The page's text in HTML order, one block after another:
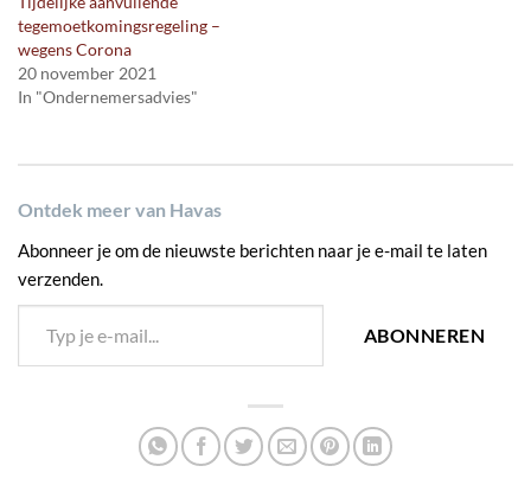
tegemoetkomingsregeling –
wegens Corona
20 november 2021
In "Ondernemersadvies"
Ontdek meer van Havas
Abonneer je om de nieuwste berichten naar je e-mail te laten
verzenden.
Typ je e-mail...
ABONNEREN